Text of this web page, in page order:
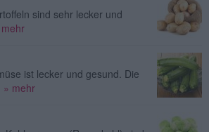
sind sehr lecker und
ist lecker und gesund. Die
» mehr